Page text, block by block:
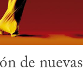
de nuevas